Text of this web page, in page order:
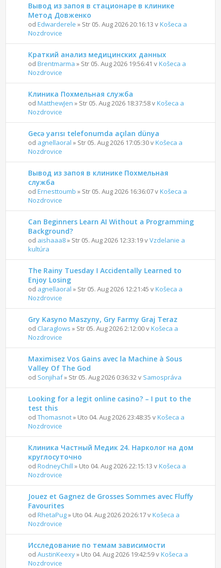
Вывод из запоя в стационаре в клинике
Метод Довженко
odEdwarderele » Str 05. Aug 2026 20:16:13 vKošeca a
Nozdrovice
Краткий анализ медицинских данных
odBrentmarma » Str 05. Aug 2026 19:56:41 vKošeca a
Nozdrovice
Клиника Похмельная служба
odMatthewJen » Str 05. Aug 2026 18:37:58 vKošeca a
Nozdrovice
Gecə yarısı telefonumda açılan dünya
od agnellaoral » Str 05. Aug 2026 17:05:30 vKošeca a
Nozdrovice
Вывод из запоя в клинике Похмельная
служба
odErnesttoumb » Str 05. Aug 2026 16:36:07 vKošeca a
Nozdrovice
Can Beginners Learn AI Without a Programming
Background?
od aishaaa8» Str 05. Aug 2026 12:33:19 vVzdelanie a
kultúra
The Rainy Tuesday I Accidentally Learned to
Enjoy Losing
od agnellaoral » Str 05. Aug 2026 12:21:45 vKošeca a
Nozdrovice
Gry Kasyno Maszyny, Gry Farmy Graj Teraz
od Claraglows » Str 05. Aug 2026 2:12:00 vKošeca a
Nozdrovice
Maximisez Vos Gains avec la Machine à Sous
Valley Of The God
od Sonjihaf» Str 05. Aug 2026 0:36:32 v Samospráva
Looking for a legit online casino? – I put to the
test this
odThomasnot» Uto 04. Aug 2026 23:48:35 vKošeca a
Nozdrovice
Клиника Частный Медик 24. Нарколог на дом
круглосуточно
odRodneyChill » Uto 04. Aug 2026 22:15:13 vKošeca a
Nozdrovice
Jouez et Gagnez de Grosses Sommes avec Fluffy
Favourites
odRhetaPug» Uto 04. Aug 2026 20:26:17 vKošeca a
Nozdrovice
Исследование по темам зависимости
odAustinKeexy» Uto 04. Aug 2026 19:42:59 vKošeca a
Nozdrovice